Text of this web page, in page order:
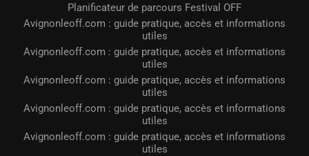
Planificateur de parcours Festival OFF
Avignonleoff.com : guide pratique, accès et informations
utiles
Avignonleoff.com : guide pratique, accès et informations
utiles
Avignonleoff.com : guide pratique, accès et informations
utiles
Avignonleoff.com : guide pratique, accès et informations
utiles
Avignonleoff.com : guide pratique, accès et informations
utiles